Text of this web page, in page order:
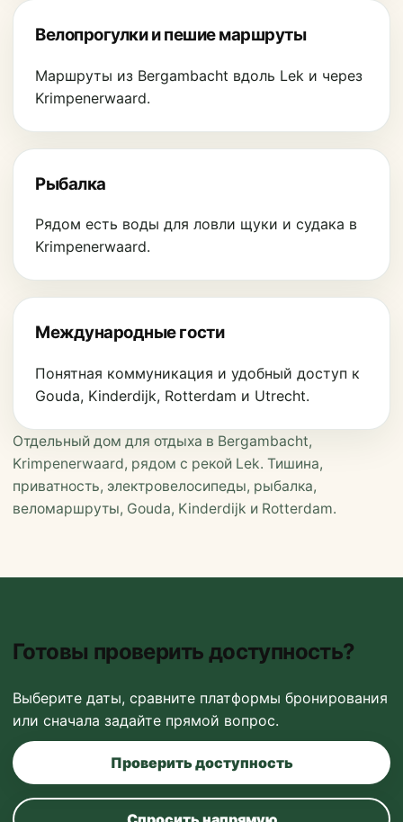
Велопрогулки и пешие маршруты
Маршруты из Bergambacht вдоль Lek и через
Krimpenerwaard.
Рыбалка
Рядом есть воды для ловли щуки и судака в
Krimpenerwaard.
Международные гости
Понятная коммуникация и удобный доступ к
Gouda, Kinderdijk, Rotterdam и Utrecht.
Отдельный дом для отдыха в Bergambacht,
Krimpenerwaard, рядом с рекой Lek. Тишина,
приватность, электровелосипеды, рыбалка,
веломаршруты, Gouda, Kinderdijk и Rotterdam.
Готовы проверить доступность?
Выберите даты, сравните платформы бронирования
или сначала задайте прямой вопрос.
Проверить доступность